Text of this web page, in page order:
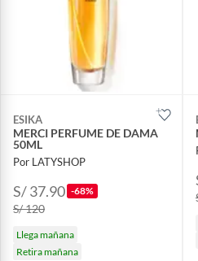
ESIKA
MERCI PERFUME DE DAMA
50ML
Por LATYSHOP
S/ 37.90 -68%
S/ 120
Llega mañana
Retira mañana